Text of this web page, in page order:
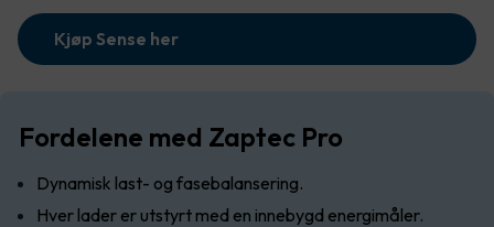
Kjøp Sense her
Fordelene med Zaptec Pro
Dynamisk last- og fasebalansering.
Hver lader er utstyrt med en innebygd energimåler.